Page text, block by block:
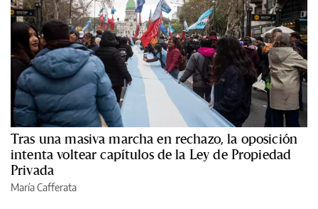
Tras una masiva marcha en rechazo, la oposición
intenta voltear capítulos de la Ley de Propiedad
Privada
María Cafferata